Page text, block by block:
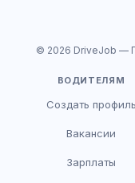
© 2026 DriveJob —
ВОДИТЕЛЯМ
Создать профиль
Вакансии
Зарплаты